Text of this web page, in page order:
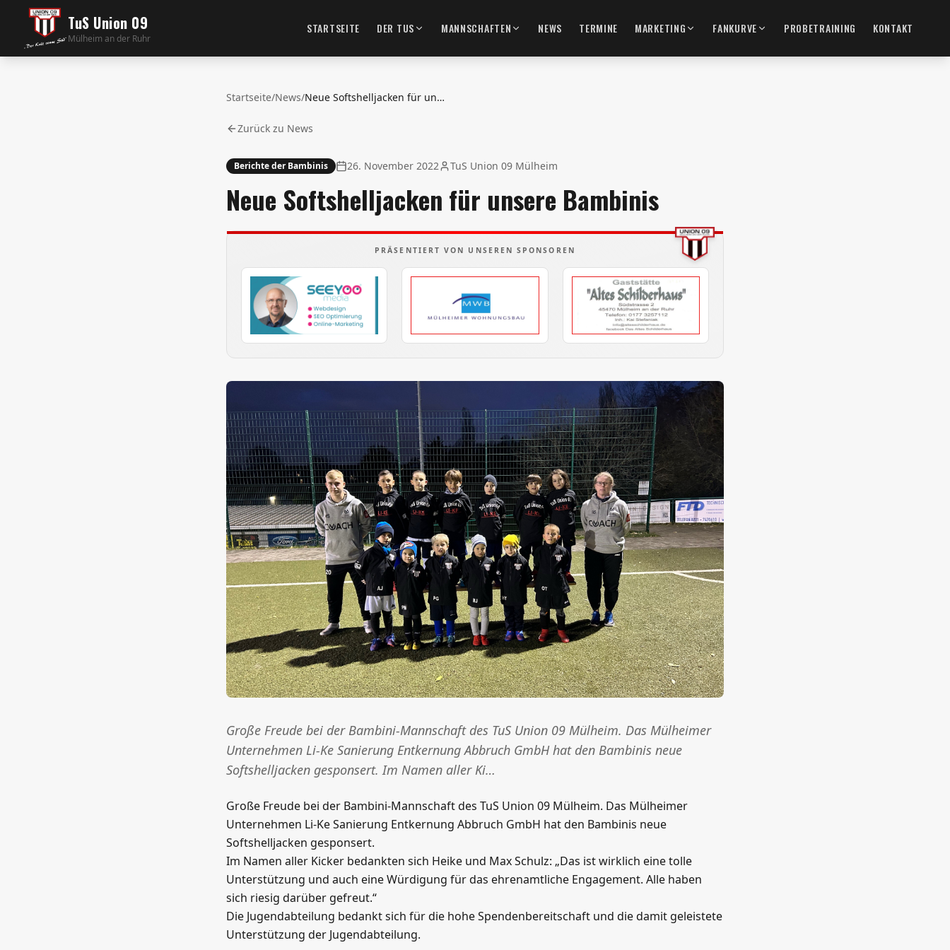
TuS Union 09
Mülheim an der Ruhr
STARTSEITE DER TUS MANNSCHAFTEN NEWS TERMINE MARKETING FANKURVE PROBETRAINING KONTAKT
Startseite/News/ Neue Softshelljacken für unsere Bambinis
Zurück zu News
Berichte der Bambinis 26. November 2022 TuS Union 09 Mülheim
Neue Softshelljacken für unsere Bambinis
PRÄSENTIERT VON UNSEREN SPONSOREN
Große Freude bei der Bambini-Mannschaft des TuS Union 09 Mülheim. Das Mülheimer
Unternehmen Li-Ke Sanierung Entkernung Abbruch GmbH hat den Bambinis neue
Softshelljacken gesponsert. Im Namen aller Ki…
Große Freude bei der Bambini-Mannschaft des TuS Union 09 Mülheim. Das Mülheimer
Unternehmen Li-Ke Sanierung Entkernung Abbruch GmbH hat den Bambinis neue
Softshelljacken gesponsert.
Im Namen aller Kicker bedankten sich Heike und Max Schulz: „Das ist wirklich eine tolle
Unterstützung und auch eine Würdigung für das ehrenamtliche Engagement. Alle haben
sich riesig darüber gefreut.“
Die Jugendabteilung bedankt sich für die hohe Spendenbereitschaft und die damit geleistete
Unterstützung der Jugendabteilung.